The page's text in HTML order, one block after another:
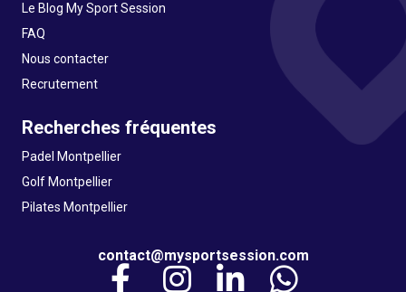
Le Blog My Sport Session
FAQ
Nous contacter
Recrutement
Recherches fréquentes
Padel Montpellier
Golf Montpellier
Pilates Montpellier
contact@mysportsession.com